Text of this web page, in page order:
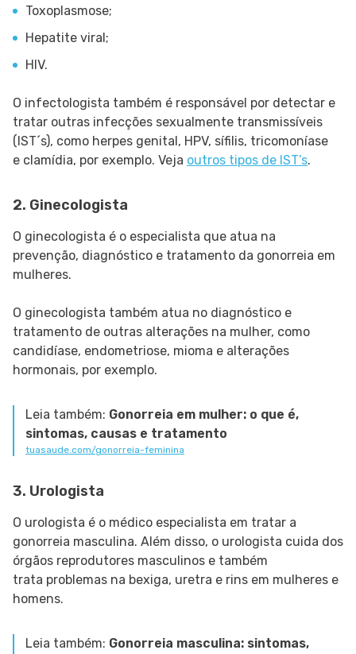
Toxoplasmose;
Hepatite viral;
HIV.
O infectologista também é responsável por detectar e
tratar outras infecções sexualmente transmissíveis
(IST´s), como herpes genital, HPV, sífilis, tricomoníase
e clamídia, por exemplo. Veja outros tipos de IST’s.
2. Ginecologista
O ginecologista é o especialista que atua na
prevenção, diagnóstico e tratamento da gonorreia em
mulheres.
O ginecologista também atua no diagnóstico e
tratamento de outras alterações na mulher, como
candidíase, endometriose, mioma e alterações
hormonais, por exemplo.
Leia também: Gonorreia em mulher: o que é,
sintomas, causas e tratamento
tuasaude.com/gonorreia-feminina
3. Urologista
O urologista é o médico especialista em tratar a
gonorreia masculina. Além disso, o urologista cuida dos
órgãos reprodutores masculinos e também
trata problemas na bexiga, uretra e rins em mulheres e
homens.
Leia também: Gonorreia masculina: sintomas,